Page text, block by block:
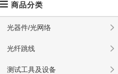
商品分类
光器件/光网络
光纤跳线
测试工具及设备